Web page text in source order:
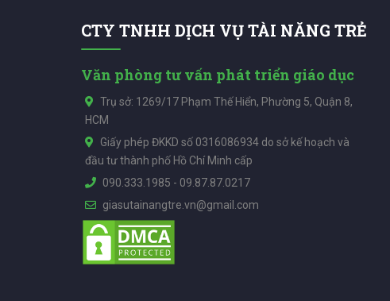
CTY TNHH DỊCH VỤ TÀI NĂNG TRẺ
Văn phòng tư vấn phát triển giáo dục
Trụ sở: 1269/17 Phạm Thế Hiển, Phường 5, Quận 8,
HCM
Giấy phép ĐKKD số 0316086934 do sở kế hoạch và
đầu tư thành phố Hồ Chí Minh cấp
090.333.1985 - 09.87.87.0217
giasutainangtre.vn@gmail.com